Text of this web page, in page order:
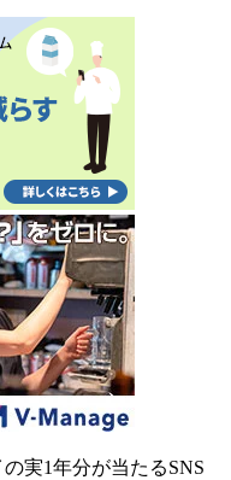
実1年分が当たるSNS